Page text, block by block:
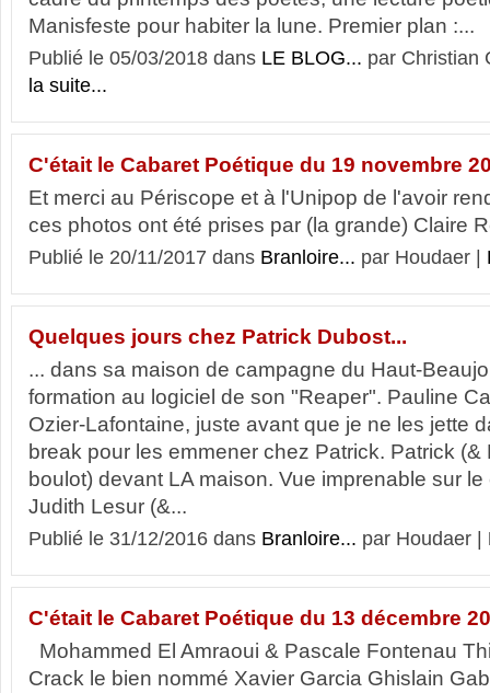
Manisfeste pour habiter la lune. Premier plan :...
Publié le 05/03/2018 dans LE BLOG... par Christian
la suite...
C'était le Cabaret Poétique du 19 novembre
Et merci au Périscope et à l'Unipop de l'avoir
ces photos ont été prises par (la grande) Claire
Publié le 20/11/2017 dans Branloire... par Houdaer |
Quelques jours chez Patrick Dubost...
... dans sa maison de campagne du Haut-
formation au logiciel de son "Reaper". Pauline
Ozier-Lafontaine, juste avant que je ne les jette
break pour les emmener chez Patrick. Patrick
boulot) devant LA maison. Vue imprenable sur
Judith Lesur (&...
Publié le 31/12/2016 dans Branloire... par Houdaer |
C'était le Cabaret Poétique du 13 décembre
Mohammed El Amraoui & Pascale Fontenau
Crack le bien nommé Xavier Garcia Ghislain